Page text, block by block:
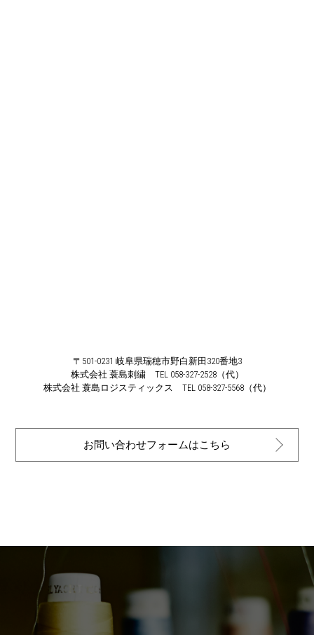
〒501-0231 岐阜県瑞穂市野白新田320番地3
株式会社 蓑島刺繍 TEL 058-327-2528（代）
株式会社 蓑島ロジスティックス TEL 058-327-5568（代）
お問い合わせフォームはこちら